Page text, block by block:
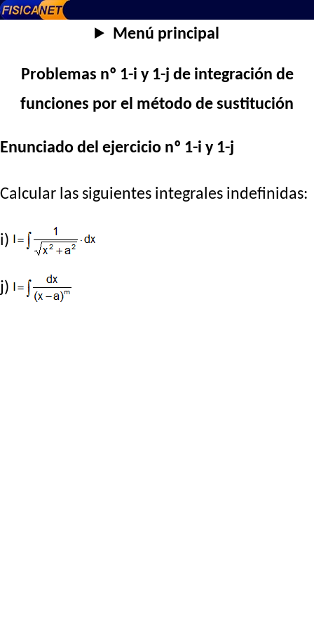
Menú principal
Problemas nº 1-i y 1-j de integración de
funciones por el método de sustitución
Enunciado del ejercicio nº 1-i y 1-j
Calcular las siguientes integrales indefinidas:
i)
j)